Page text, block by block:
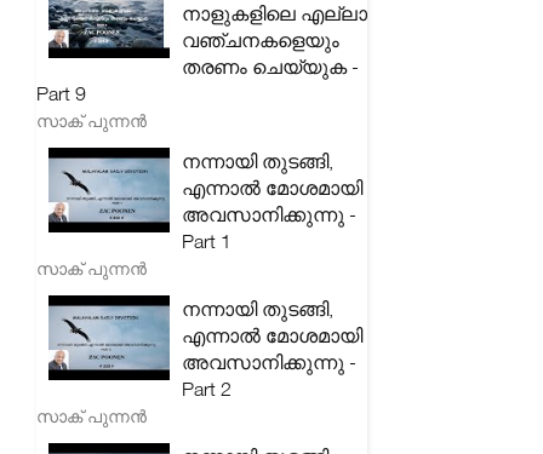
നാളുകളിലെ എല്ലാ
വഞ്ചനകളെയും
തരണം ചെയ്യുക -
Part 9
സാക് പുന്നൻ
നന്നായി തുടങ്ങി,
എന്നാൽ മോശമായി
അവസാനിക്കുന്നു -
Part 1
സാക് പുന്നൻ
നന്നായി തുടങ്ങി,
എന്നാൽ മോശമായി
അവസാനിക്കുന്നു -
Part 2
സാക് പുന്നൻ